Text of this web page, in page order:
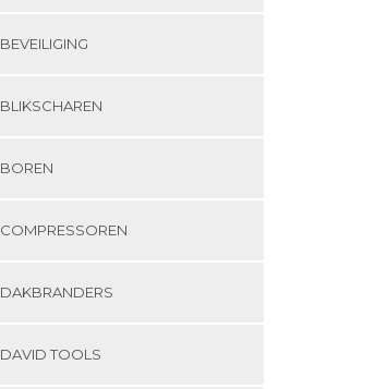
BEVEILIGING
BLIKSCHAREN
BOREN
COMPRESSOREN
DAKBRANDERS
DAVID TOOLS